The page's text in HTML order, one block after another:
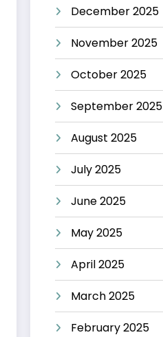
December 2025
November 2025
October 2025
September 2025
August 2025
July 2025
June 2025
May 2025
April 2025
March 2025
February 2025